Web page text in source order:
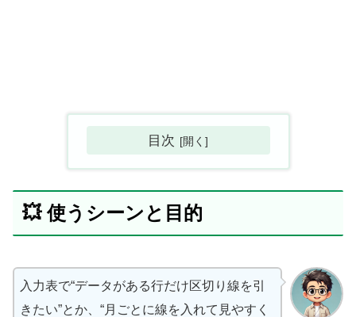
目次
💥 使うシーンと目的
入力表で“データがある行だけ区切り線を引
きたい”とか、“月ごとに線を入れて見やすく